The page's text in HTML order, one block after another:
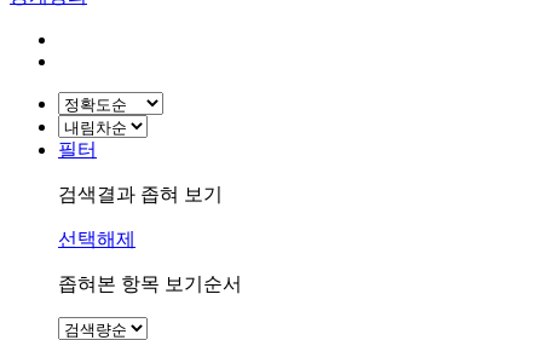
필터
검색결과 좁혀 보기
선택해제
좁혀본 항목 보기순서